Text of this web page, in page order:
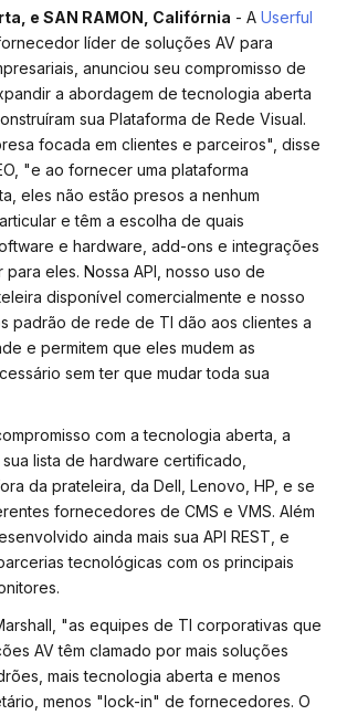
e SAN RAMON, Califórnia - A Userful
fornecedor líder de soluções AV para
anunciou seu compromisso de
a abordagem de tecnologia aberta
sua Plataforma de Rede Visual.
focada em clientes e parceiros", disse
"e ao fornecer uma plataforma
eles não estão presos a nenhum
e têm a escolha de quais
e hardware, add-ons e integrações
para eles. Nossa API, nosso uso de
disponível comercialmente e nosso
padrão de rede de TI dão aos clientes a
e permitem que eles mudem as
sem ter que mudar toda sua
com a tecnologia aberta, a
lista de hardware certificado,
da prateleira, da Dell, Lenovo, HP, e se
fornecedores de CMS e VMS. Além
ainda mais sua API REST, e
tecnológicas com os principais
"as equipes de TI corporativas que
AV têm clamado por mais soluções
mais tecnologia aberta e menos
menos "lock-in" de fornecedores. O